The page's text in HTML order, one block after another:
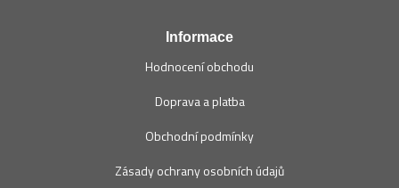
Informace
Hodnocení obchodu
Doprava a platba
Obchodní podmínky
Zásady ochrany osobních údajů